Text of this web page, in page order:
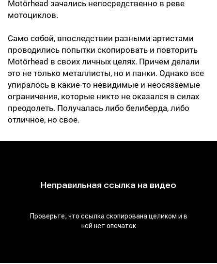
Motörhead зачались непосредственно в реве
мотоциклов.
Само собой, впоследствии разными артистами
проводились попытки скопировать и повторить
Motörhead в своих личных целях. Причем делали
это не только металлисты, но и панки. Однако все
упиралось в какие-то невидимые и неосязаемые
ограничения, которые никто не оказался в силах
преодолеть. Получалась либо белиберда, либо
отличное, но свое.